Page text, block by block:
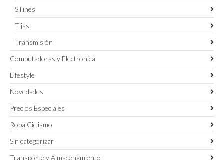
Sillines
Tijas
Transmisión
Computadoras y Electronica
Lifestyle
Novedades
Precios Especiales
Ropa Ciclismo
Sin categorizar
Transporte y Almacenamiento